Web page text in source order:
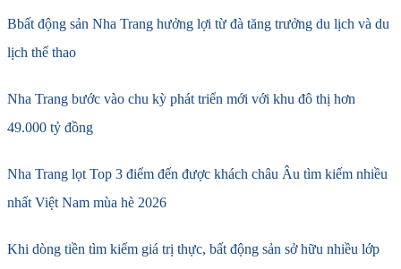
Bbất động sản Nha Trang hưởng lợi từ đà tăng trưởng du lịch và du
lịch thể thao
Nha Trang bước vào chu kỳ phát triển mới với khu đô thị hơn
49.000 tỷ đồng
Nha Trang lọt Top 3 điểm đến được khách châu Âu tìm kiếm nhiều
nhất Việt Nam mùa hè 2026
Khi dòng tiền tìm kiếm giá trị thực, bất động sản sở hữu nhiều lớp